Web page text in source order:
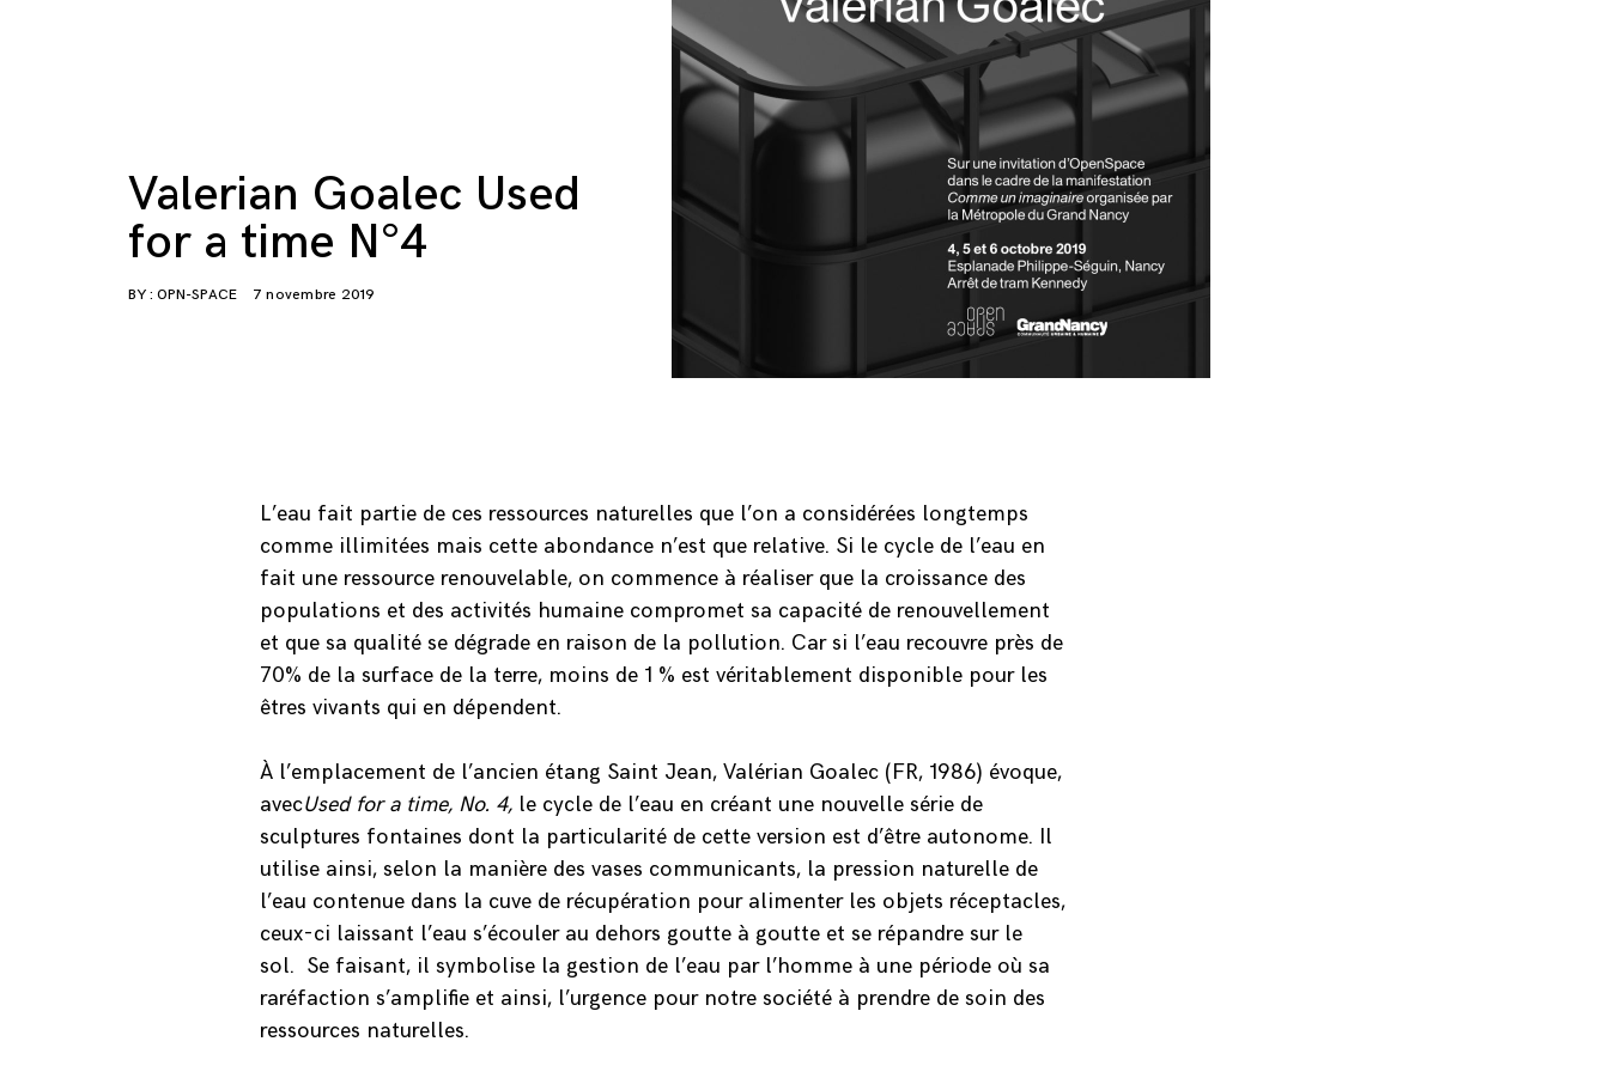
Valerian Goalec Used
for a time N°4
BY : OPN-SPACE 7 novembre 2019
L’eau fait partie de ces ressources naturelles que l’on a considérées longtemps
comme illimitées mais cette abondance n’est que relative. Si le cycle de l’eau en
fait une ressource renouvelable, on commence à réaliser que la croissance des
populations et des activités humaine compromet sa capacité de renouvellement
et que sa qualité se dégrade en raison de la pollution. Car si l’eau recouvre près de
70% de la surface de la terre, moins de 1 % est véritablement disponible pour les
êtres vivants qui en dépendent.
À l’emplacement de l’ancien étang Saint Jean, Valérian Goalec (FR, 1986) évoque,
avecUsed for a time, No. 4, le cycle de l’eau en créant une nouvelle série de
sculptures fontaines dont la particularité de cette version est d’être autonome. Il
utilise ainsi, selon la manière des vases communicants, la pression naturelle de
l’eau contenue dans la cuve de récupération pour alimenter les objets réceptacles,
ceux-ci laissant l’eau s’écouler au dehors goutte à goutte et se répandre sur le
sol. Se faisant, il symbolise la gestion de l’eau par l’homme à une période où sa
raréfaction s’amplifie et ainsi, l’urgence pour notre société à prendre de soin des
ressources naturelles.